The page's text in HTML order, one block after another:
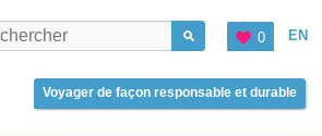
EN
0
Voyager de façon responsable et durable